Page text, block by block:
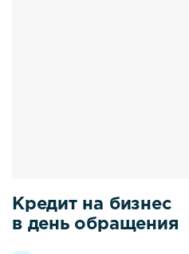
Кредит на бизнес
в день обращения